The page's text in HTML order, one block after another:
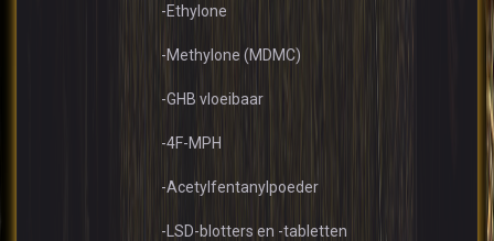
-Ethylone
-Methylone (MDMC)
-GHB vloeibaar
-4F-MPH
-Acetylfentanylpoeder
-LSD-blotters en -tabletten